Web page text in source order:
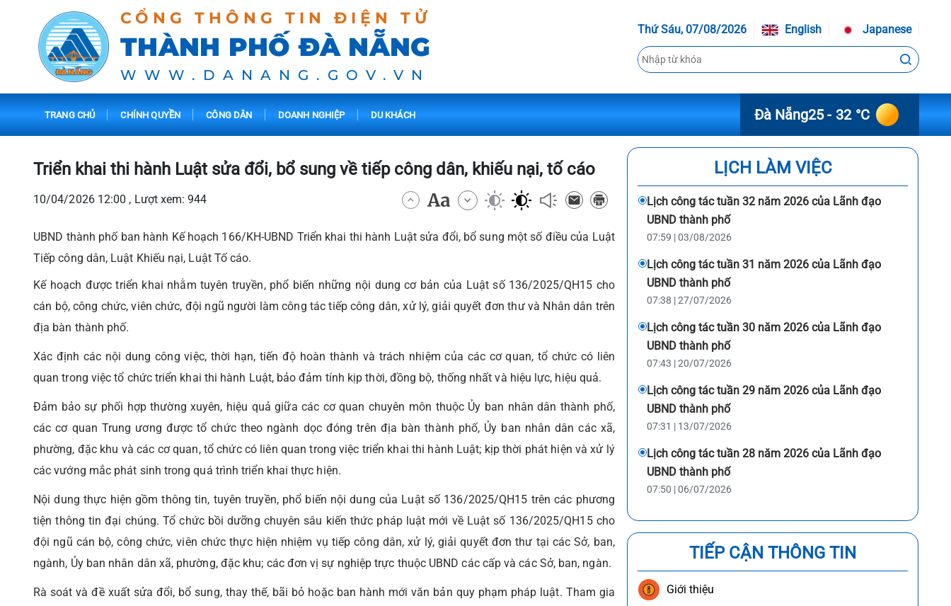
CỔNG THÔNG TIN ĐIỆN TỬ
THÀNH PHỐ ĐÀ NẴNG
WWW.DANANG.GOV.VN
Thứ Sáu, 07/08/2026 English Japanese
TRANG CHỦ CHÍNH QUYỀN CÔNG DÂN DOANH NGHIỆP DU KHÁCH Đà Nẵng25 - 32 °C
Triển khai thi hành Luật sửa đổi, bổ sung về tiếp công dân, khiếu nại, tố cáo
10/04/2026 12:00 , Lượt xem: 944
UBND thành phố ban hành Kế hoạch 166/KH-UBND Triển khai thi hành Luật sửa đổi, bổ sung một số điều của Luật
Tiếp công dân, Luật Khiếu nại, Luật Tố cáo.
Kế hoạch được triển khai nhằm tuyên truyền, phổ biến những nội dung cơ bản của Luật số 136/2025/QH15 cho
cán bộ, công chức, viên chức, đội ngũ người làm công tác tiếp công dân, xử lý, giải quyết đơn thư và Nhân dân trên
địa bàn thành phố.
Xác định các nội dung công việc, thời hạn, tiến độ hoàn thành và trách nhiệm của các cơ quan, tổ chức có liên
quan trong việc tổ chức triển khai thi hành Luật, bảo đảm tính kịp thời, đồng bộ, thống nhất và hiệu lực, hiệu quả.
Đảm bảo sự phối hợp thường xuyên, hiệu quả giữa các cơ quan chuyên môn thuộc Ủy ban nhân dân thành phố,
các cơ quan Trung ương được tổ chức theo ngành dọc đóng trên địa bàn thành phố, Ủy ban nhân dân các xã,
phường, đặc khu và các cơ quan, tổ chức có liên quan trong việc triển khai thi hành Luật; kịp thời phát hiện và xử lý
các vướng mắc phát sinh trong quá trình triển khai thực hiện.
Nội dung thực hiện gồm thông tin, tuyên truyền, phổ biến nội dung của Luật số 136/2025/QH15 trên các phương
tiện thông tin đại chúng. Tổ chức bồi dưỡng chuyên sâu kiến thức pháp luật mới về Luật số 136/2025/QH15 cho
đội ngũ cán bộ, công chức, viên chức thực hiện nhiệm vụ tiếp công dân, xử lý, giải quyết đơn thư tại các Sở, ban,
ngành, Ủy ban nhân dân xã, phường, đặc khu; các đơn vị sự nghiệp trực thuộc UBND các cấp và các Sở, ban, ngàn.
Rà soát và đề xuất sửa đổi, bổ sung, thay thế, bãi bỏ hoặc ban hành mới văn bản quy phạm pháp luật. Tham gia
LỊCH LÀM VIỆC
Lịch công tác tuần 32 năm 2026 của Lãnh đạo
UBND thành phố
07:59 | 03/08/2026
Lịch công tác tuần 31 năm 2026 của Lãnh đạo
UBND thành phố
07:38 | 27/07/2026
Lịch công tác tuần 30 năm 2026 của Lãnh đạo
UBND thành phố
07:43 | 20/07/2026
Lịch công tác tuần 29 năm 2026 của Lãnh đạo
UBND thành phố
07:31 | 13/07/2026
Lịch công tác tuần 28 năm 2026 của Lãnh đạo
UBND thành phố
07:50 | 06/07/2026
TIẾP CẬN THÔNG TIN
Giới thiệu